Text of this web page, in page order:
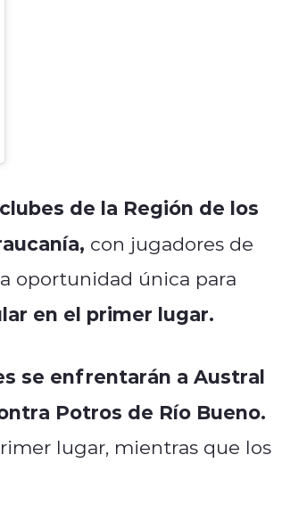
de la Región de los
con jugadores de
oportunidad única para
en el primer lugar.
se enfrentarán a Austral
Potros de Río Bueno.
lugar, mientras que los